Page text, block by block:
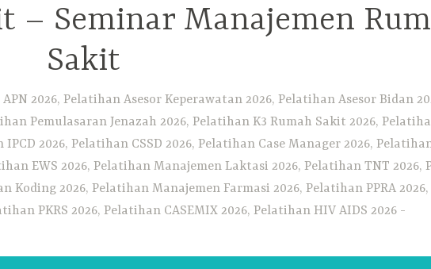
– Seminar Manajemen
Sakit
2026, Pelatihan Asesor Keperawatan 2026, Pelatihan Asesor Bidan
Pemulasaran Jenazah 2026, Pelatihan K3 Rumah Sakit 2026,
2026, Pelatihan CSSD 2026, Pelatihan Case Manager 2026,
EWS 2026, Pelatihan Manajemen Laktasi 2026, Pelatihan TNT 2026,
Koding 2026, Pelatihan Manajemen Farmasi 2026, Pelatihan PPRA
PKRS 2026, Pelatihan CASEMIX 2026, Pelatihan HIV AIDS 2026